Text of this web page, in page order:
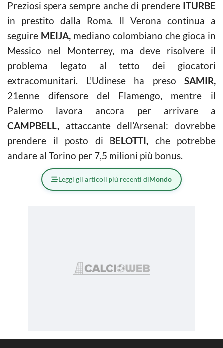
Preziosi spera sempre anche di prendere ITURBE
in prestito dalla Roma. Il Verona continua a
seguire MEIJA, mediano colombiano che gioca in
Messico nel Monterrey, ma deve risolvere il
problema legato al tetto dei giocatori
extracomunitari. L’Udinese ha preso SAMIR,
21enne difensore del Flamengo, mentre il
Palermo lavora ancora per arrivare a
CAMPBELL, attaccante dell’Arsenal: dovrebbe
prendere il posto di BELOTTI, che potrebbe
andare al Torino per 7,5 milioni più bonus.
Leggi gli articoli più recenti diMondo